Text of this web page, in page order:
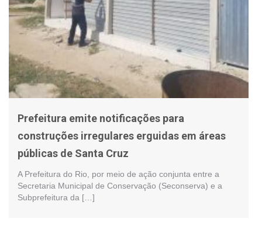
Prefeitura emite notificações para
construções irregulares erguidas em áreas
públicas de Santa Cruz
A Prefeitura do Rio, por meio de ação conjunta entre a
Secretaria Municipal de Conservação (Seconserva) e a
Subprefeitura da […]